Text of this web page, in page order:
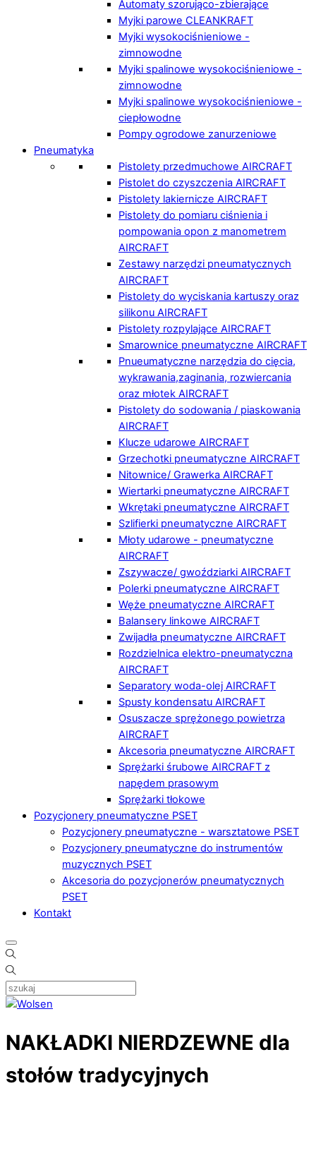
Automaty szorująco-zbierające
Myjki parowe CLEANKRAFT
Myjki wysokociśnieniowe -
zimnowodne
Myjki spalinowe wysokociśnieniowe -
zimnowodne
Myjki spalinowe wysokociśnieniowe -
ciepłowodne
Pompy ogrodowe zanurzeniowe
Pneumatyka
Pistolety przedmuchowe AIRCRAFT
Pistolet do czyszczenia AIRCRAFT
Pistolety lakiernicze AIRCRAFT
Pistolety do pomiaru ciśnienia i
pompowania opon z manometrem
AIRCRAFT
Zestawy narzędzi pneumatycznych
AIRCRAFT
Pistolety do wyciskania kartuszy oraz
silikonu AIRCRAFT
Pistolety rozpylające AIRCRAFT
Smarownice pneumatyczne AIRCRAFT
Pnueumatyczne narzędzia do cięcia,
wykrawania,zaginania, rozwiercania
oraz młotek AIRCRAFT
Pistolety do sodowania / piaskowania
AIRCRAFT
Klucze udarowe AIRCRAFT
Grzechotki pneumatyczne AIRCRAFT
Nitownice/ Grawerka AIRCRAFT
Wiertarki pneumatyczne AIRCRAFT
Wkrętaki pneumatyczne AIRCRAFT
Szlifierki pneumatyczne AIRCRAFT
Młoty udarowe - pneumatyczne
AIRCRAFT
Zszywacze/ gwoździarki AIRCRAFT
Polerki pneumatyczne AIRCRAFT
Węże pneumatyczne AIRCRAFT
Balansery linkowe AIRCRAFT
Zwijadła pneumatyczne AIRCRAFT
Rozdzielnica elektro-pneumatyczna
AIRCRAFT
Separatory woda-olej AIRCRAFT
Spusty kondensatu AIRCRAFT
Osuszacze sprężonego powietrza
AIRCRAFT
Akcesoria pneumatyczne AIRCRAFT
Sprężarki śrubowe AIRCRAFT z
napędem prasowym
Sprężarki tłokowe
Pozycjonery pneumatyczne PSET
Pozycjonery pneumatyczne - warsztatowe PSET
Pozycjonery pneumatyczne do instrumentów
muzycznych PSET
Akcesoria do pozycjonerów pneumatycznych
PSET
Kontakt
NAKŁADKI NIERDZEWNE dla
stołów tradycyjnych